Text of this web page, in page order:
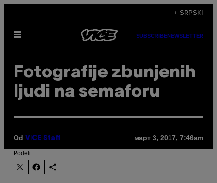
садржај
+ SRPSKI
Otvori
SUBSCRIBENEWSLETTER
Fotografije zbunjenih
ljudi na semaforu
Od VICE Staff март 3, 2017, 7:46am
Podeli: